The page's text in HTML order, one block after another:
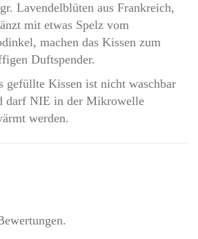
Lavendelblüten aus Frankreich,
mit etwas Spelz vom
machen das Kissen zum
Duftspender.
gefüllte Kissen ist nicht waschbar
darf NIE in der Mikrowelle
werden.